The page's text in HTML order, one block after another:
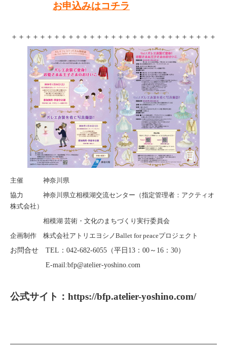
お申込みはコチラ
＋＋＋＋＋＋＋＋＋＋＋＋＋＋＋＋＋＋＋＋＋＋＋＋＋＋＋＋＋
主催 神奈川県
協力 神奈川県立相模湖交流センター（指定管理者：アクティオ
株式会社）
相模湖 芸術・文化のまちづくり実行委員会
企画制作 株式会社アトリエヨシノBallet for peaceプロジェクト
お問合せ TEL：042-682-6055（平日13：00～16：30）
E-mail:bfp@atelier-yoshino.com
公式サイト： https://bfp.atelier-yoshino.com/